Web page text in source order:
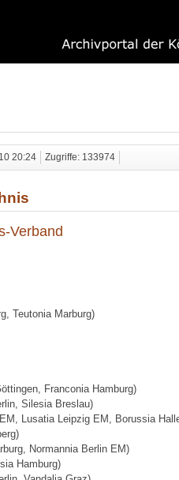
20:24 Zugriffe: 133974
Verband
Teutonia Marburg)
Franconia Hamburg)
Silesia Breslau)
Lusatia Leipzig EM, Borussia
Normannia Berlin EM)
Hamburg)